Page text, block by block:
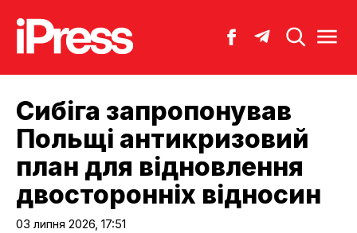
Сибіга запропонував
Польщі антикризовий
план для відновлення
двосторонніх відносин
03 липня 2026, 17:51